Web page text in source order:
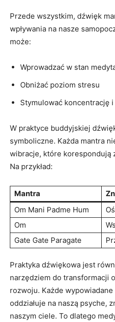
Przede wszystkim, dźwięk
wpływania na nasze
może:
Wprowadzać w stan
Obniżać ⁢poziom stresu
Stymulować koncentrację
W praktyce buddyjskiej
symboliczne. Każda mantra
wibracje, które korespondują
Na przykład:
Mantra
Om Mani Padme Hum
Om
Gate Gate Paragate
Praktyka dźwiękowa jest
narzędziem do transformacji
rozwoju. Każde wypowiadane
oddziałuje na naszą psyche,
naszym ciele. To dlatego